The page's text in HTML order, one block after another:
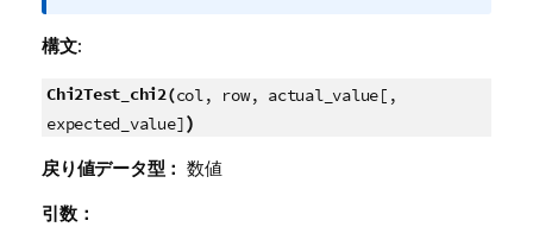
構文:
Chi2Test_chi2(col, row, actual_value[,
expected_value])
戻り値データ型： 数値
引数：